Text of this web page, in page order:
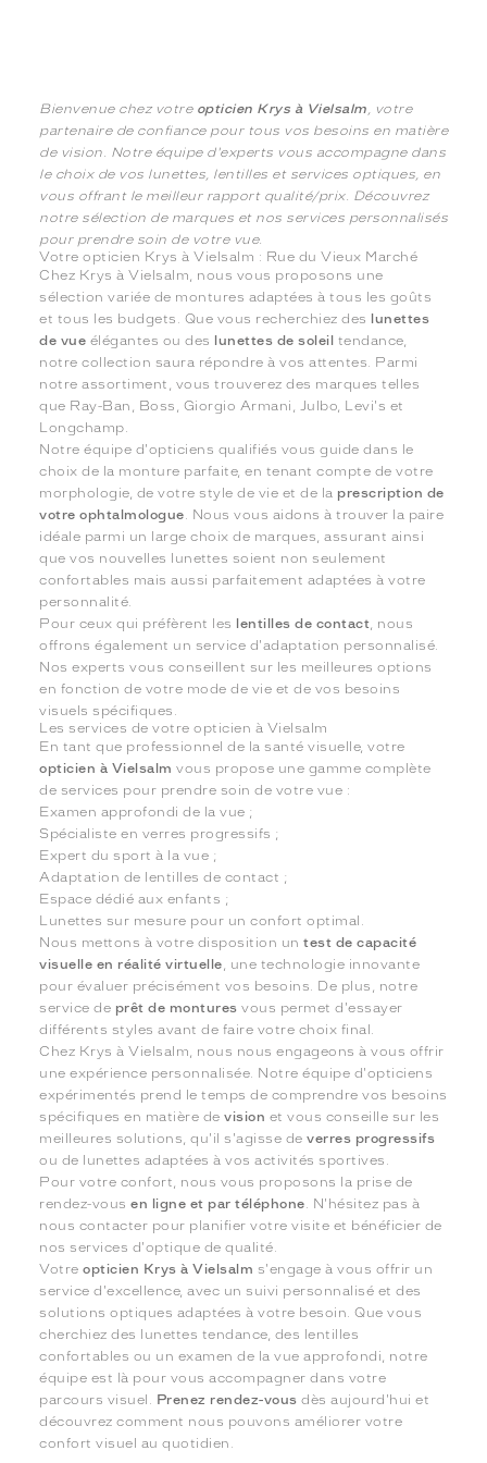
Bienvenue chez votre opticien Krys à Vielsalm , votre
partenaire de confiance pour tous vos besoins en matière
de vision. Notre équipe d'experts vous accompagne dans
le choix de vos lunettes, lentilles et services optiques, en
vous offrant le meilleur rapport qualité/prix. Découvrez
notre sélection de marques et nos services personnalisés
pour prendre soin de votre vue.
Votre opticien Krys à Vielsalm : Rue du Vieux Marché
Chez Krys à Vielsalm, nous vous proposons une
sélection variée de montures adaptées à tous les goûts
et tous les budgets. Que vous recherchiez des lunettes
de vue élégantes ou des lunettes de soleil tendance,
notre collection saura répondre à vos attentes. Parmi
notre assortiment, vous trouverez des marques telles
que Ray-Ban, Boss, Giorgio Armani, Julbo, Levi's et
Longchamp.
Notre équipe d'opticiens qualifiés vous guide dans le
choix de la monture parfaite, en tenant compte de votre
morphologie, de votre style de vie et de la prescription de
votre ophtalmologue . Nous vous aidons à trouver la paire
idéale parmi un large choix de marques, assurant ainsi
que vos nouvelles lunettes soient non seulement
confortables mais aussi parfaitement adaptées à votre
personnalité.
Pour ceux qui préfèrent les lentilles de contact , nous
offrons également un service d'adaptation personnalisé.
Nos experts vous conseillent sur les meilleures options
en fonction de votre mode de vie et de vos besoins
visuels spécifiques.
Les services de votre opticien à Vielsalm
En tant que professionnel de la santé visuelle, votre
opticien à Vielsalm vous propose une gamme complète
de services pour prendre soin de votre vue :
Examen approfondi de la vue ;
Spécialiste en verres progressifs ;
Expert du sport à la vue ;
Adaptation de lentilles de contact ;
Espace dédié aux enfants ;
Lunettes sur mesure pour un confort optimal.
Nous mettons à votre disposition untest de capacité
visuelle en réalité virtuelle , une technologie innovante
pour évaluer précisément vos besoins. De plus, notre
service de prêt de montures vous permet d'essayer
différents styles avant de faire votre choix final.
Chez Krys à Vielsalm, nous nous engageons à vous offrir
une expérience personnalisée. Notre équipe d'opticiens
expérimentés prend le temps de comprendre vos besoins
spécifiques en matière devision et vous conseille sur les
meilleures solutions, qu'il s'agisse deverres progressifs
ou de lunettes adaptées à vos activités sportives.
Pour votre confort, nous vous proposons la prise de
rendez-vousen ligne et par téléphone . N'hésitez pas à
nous contacter pour planifier votre visite et bénéficier de
nos services d'optique de qualité.
Votreopticien Krys à Vielsalm s'engage à vous offrir un
service d'excellence, avec un suivi personnalisé et des
solutions optiques adaptées à votre besoin. Que vous
cherchiez des lunettes tendance, des lentilles
confortables ou un examen de la vue approfondi, notre
équipe est là pour vous accompagner dans votre
parcours visuel.
Prenez rendez-vous dès aujourd'hui et
découvrez comment nous pouvons améliorer votre
confort visuel au quotidien.